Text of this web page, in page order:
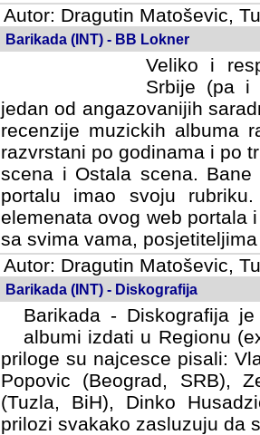
Autor: Dragutin Matoševic,
Barikada (INT) - BB Lokner
Veliko i
Srbije (pa i
jedan od angazovanijih
recenzije muzickih albuma
razvrstani po godinama i po
scena i Ostala scena.
portalu imao svoju
elemenata ovog web portala
sa svima vama,
Autor: Dragutin Matoševic,
Barikada (INT) - Diskografija
Barikada - Diskografija
albumi izdati u Regionu
priloge su najcesce pisali:
Popovic (Beograd, SRB),
(Tuzla, BiH), Dinko
prilozi svakako zasluzuju da